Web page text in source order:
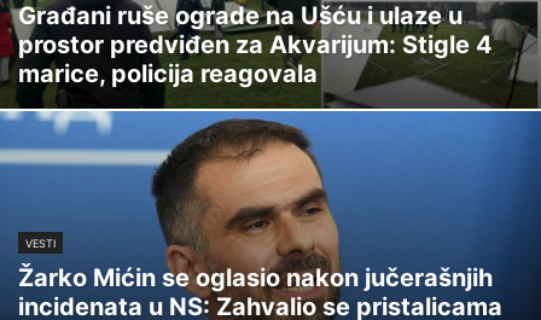
Građani ruše ograde na Ušću i ulaze u
prostor predviđen za Akvarijum: Stigle 4
marice, policija reagovala
VESTI
Žarko Mićin se oglasio nakon jučerašnjih
incidenata u NS: Zahvalio se pristalicama